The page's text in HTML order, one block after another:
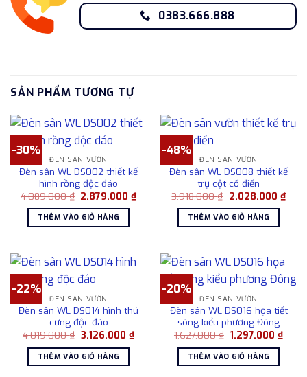
0383.666.888
SẢN PHẨM TƯƠNG TỰ
-30%
ĐÈN SÂN VƯỜN
Đèn sân WL DS002 thiết kế
hình rồng độc đáo
4.089.000₫ Giá
là:
4.089.000 ₫.
2.879.000₫Giá
hiện
2.879.000 ₫.
THÊM VÀO GIỎ HÀNG
-48%
ĐÈN SÂN VƯỜN
Đèn sân WL DS008 thiết kế
trụ cột cổ điển
3.918.000₫ Giá
là:
3.918.000 ₫.
2.028.000 ₫Giá
hiện
THÊM VÀO GIỎ HÀNG
-22%
ĐÈN SÂN VƯỜN
Đèn sân WL DS014 hình thú
cưng độc đáo
4.019.000₫ Giá
là:
4.019.000 ₫.
3.126.000 ₫Giá
hiện
3.126.000 ₫.
THÊM VÀO GIỎ HÀNG
-20%
ĐÈN SÂN VƯỜN
Đèn sân WL DS016 họa tiết
sóng kiểu phương Đông
1.627.000₫ Giá
là:
1.627.000 ₫.
1.297.000₫Giá
hiện
THÊM VÀO GIỎ HÀNG